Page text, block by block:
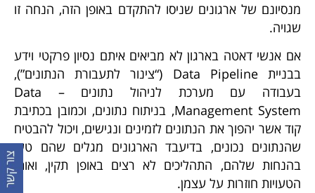
מנסיונם של ארגונים שניסו להתקדם באופן הזה, הנחה זו
שגויה.
אם אנשי דאטה בארגון לא מביאים איתם נסיון פרקטי וידע
בבניית Data Pipeline (“צינור לתעבורת הנתונים”),
בעבודה עם מערכת לניהול נתונים – Data
Management System, בניתוח נתונים, וכמובן בכתיבת
קוד אשר יהפוך את הנתונים לזמינים ונגישים, ויכול להבטיח
שהנתונים נכונים, בדיעבד הארגונים מגלים שהם טעו
בהנחות שלהם, התהליכים לא רצים באופן תקין, ואותן
הטעויות חוזרות על עצמן.